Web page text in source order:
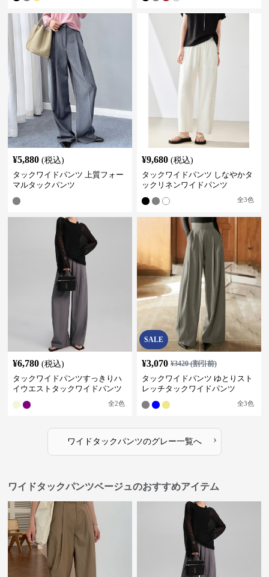
¥5,880 (税込)
タックワイドパンツ 上質フォー
マルタックパンツ
¥9,680 (税込)
タックワイドパンツ しなやかタ
ックリネンワイドパンツ
全3色
¥6,780 (税込)
タックワイドパンツすっきりハ
イウエストタックワイドパンツ
全2色
SALE
¥3,070 ¥3420(割引前)
タックワイドパンツ ゆとりスト
レッチタックワイドパンツ
全3色
ワイドタックパンツのグレー一覧へ ›
ワイドタックパンツベージュのおすすめアイテム